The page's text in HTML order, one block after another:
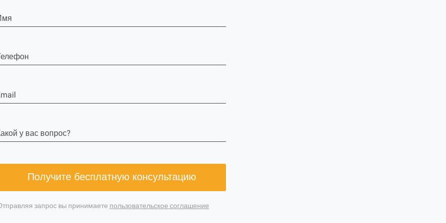
у вас вопрос?
Получите бесплатную консультацию
запрос вы принимаете пользовательское соглашение